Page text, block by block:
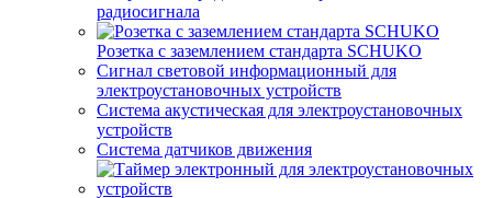
радиосигнала
Розетка с заземлением стандарта SCHUKO
Сигнал световой информационный для
электроустановочных устройств
Система акустическая для электроустановочных
устройств
Система датчиков движения